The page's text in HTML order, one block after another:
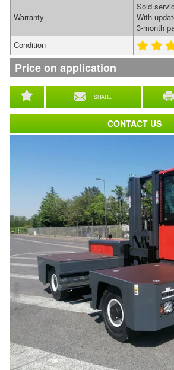
SHARE
Warranty
Sold
With
3-month
Condition
Price on application
CONTACT US